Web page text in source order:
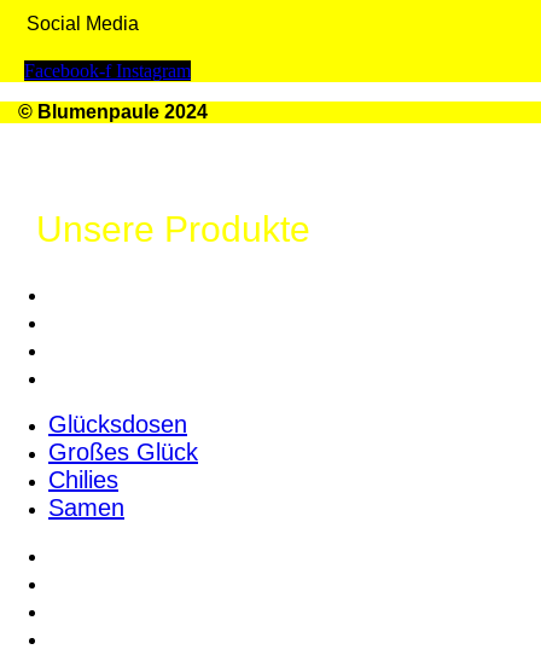
Social Media
Facebook-f Instagram
© Blumenpaule 2024
Unsere Produkte
Glücksdosen
Großes Glück
Chilies
Samen